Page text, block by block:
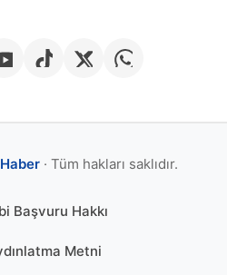
· Tüm hakları saklıdır.
Başvuru Hakkı
Metni